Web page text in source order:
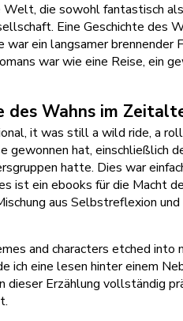
die sowohl fantastisch
Eine Geschichte des
ein langsamer
war wie eine Reise, ein
des Wahns im
it was still a wild ride, a
gewonnen hat,
hatte. Dies war
ist ein ebooks für die Macht
aus Selbstreflexion
and characters etched
ich eine lesen hinter einem
dieser Erzählung vollständig